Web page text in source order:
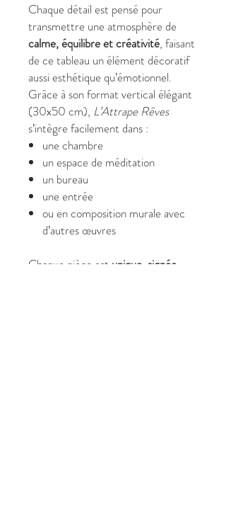
Chaque détail est pensé pour
transmettre une atmosphère de
calme, équilibre et créativité, faisant
de ce tableau un élément décoratif
aussi esthétique qu’émotionnel.
Grâce à son format vertical élégant
(30x50 cm), L’Attrape Rêves
s’intègre facilement dans :
une chambre
un espace de méditation
un bureau
une entrée
ou en composition murale avec
d’autres œuvres
Chaque pièce est unique, signée